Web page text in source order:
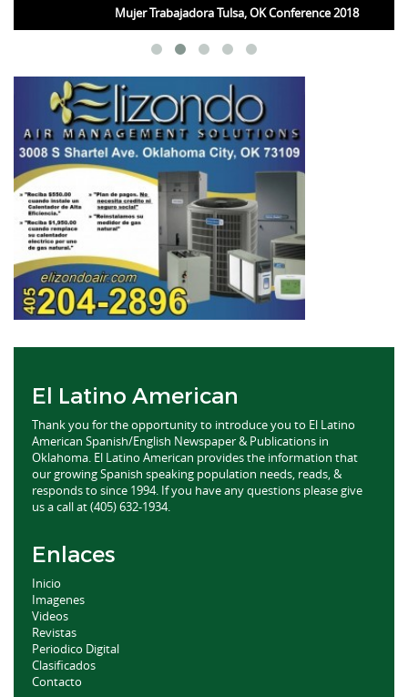
Mujer Trabajadora Tulsa, OK Conference 2018
El Latino American
Thank you for the opportunity to introduce you to El Latino
American Spanish/English Newspaper & Publications in
Oklahoma. El Latino American provides the information that
our growing Spanish speaking population needs, reads, &
responds to since 1994. If you have any questions please give
us a call at (405) 632-1934.
Enlaces
Inicio
Imagenes
Videos
Revistas
Periodico Digital
Clasificados
Contacto